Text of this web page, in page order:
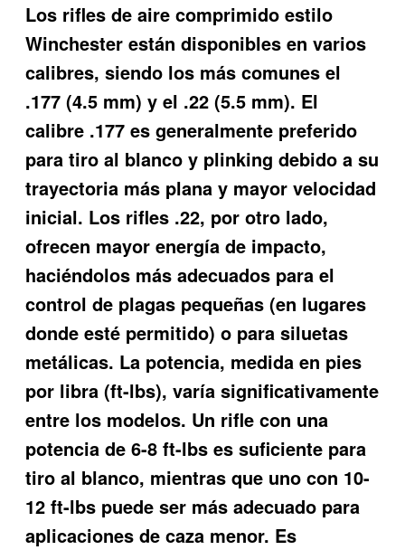
Los rifles de aire comprimido estilo
Winchester están disponibles en varios
calibres, siendo los más comunes el
.177 (4.5 mm) y el .22 (5.5 mm). El
calibre .177 es generalmente preferido
para tiro al blanco y plinking debido a su
trayectoria más plana y mayor velocidad
inicial. Los rifles .22, por otro lado,
ofrecen mayor energía de impacto,
haciéndolos más adecuados para el
control de plagas pequeñas (en lugares
donde esté permitido) o para siluetas
metálicas. La potencia, medida en pies
por libra (ft-lbs), varía significativamente
entre los modelos. Un rifle con una
potencia de 6-8 ft-lbs es suficiente para
tiro al blanco, mientras que uno con 10-
12 ft-lbs puede ser más adecuado para
aplicaciones de caza menor. Es